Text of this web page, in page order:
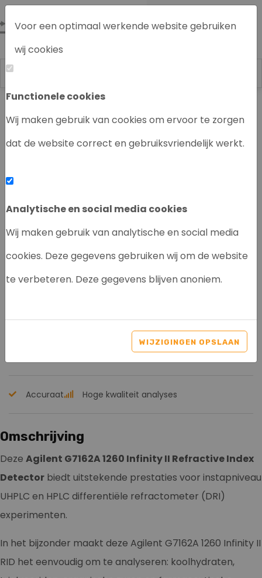
Voor een optimaal werkende website gebruiken
wij cookies
Functionele cookies
Wij maken gebruik van cookies om ervoor te zorgen
dat de website correct en gebruiksvriendelijk werkt.
Analytische en social media cookies
Wij maken gebruik van analytische en social media
cookies. Deze gegevens gebruiken wij om de website
te verbeteren. Deze gegevens blijven anoniem.
WIJZIGINGEN OPSLAAN
Labrecycling Chromatografie instrumenten
‹
INFINITY II RID
Accuraat Hoge kwaliteit analyses
Omschrijving
Deze Agilent G7162A 1260 Infinity II Refractive Index
Detector biedt uitstekende prestaties voor instapniveau
UHPLC en HPLC differentiële refractometer (DRI)
experimenten.
In het bijzonder maakt deze Agilent G7162A 1260 Infinity II
RID het eenvoudig om te analyseren: koolhydraten,